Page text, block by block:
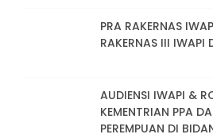
PRA RAKERNAS
RAKERNAS III IWAPI
AUDIENSI IWAPI &
KEMENTRIAN PPA
PEREMPUAN DI